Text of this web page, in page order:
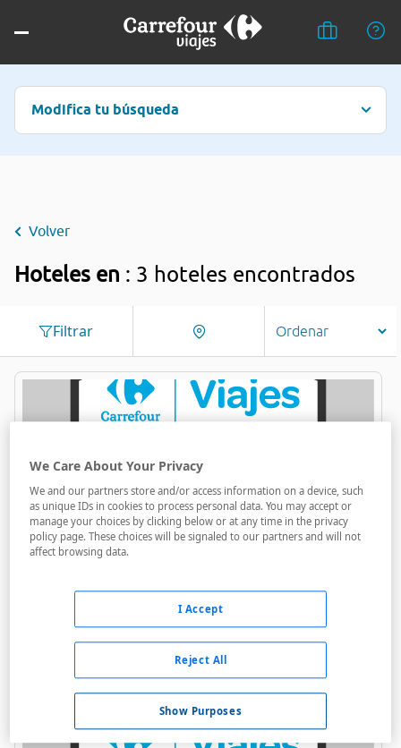
Modifica tu búsqueda
Volver
Hoteles en : 3 hoteles encontrados
Filtrar
Lake St. Clair Wilderness Lodge
A menos de 6,2 Km
Bares / Restaurantes
Acceso personas con movilidad reducida
We Care About Your Privacy
We and our partners store and/or access information on a device, such
as unique IDs in cookies to process personal data. You may accept or
manage your choices by clicking below or at any time in the privacy
policy page. These choices will be signaled to our partners and will not
affect browsing data.
Show Purposes
Reject All
I Accept